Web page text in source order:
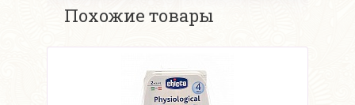
Похожие товары